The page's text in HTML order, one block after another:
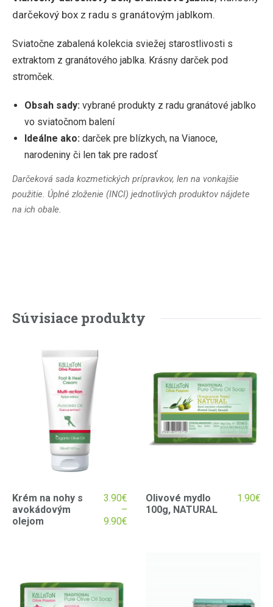
darčekový box z radu s granátovým jablkom.
Sviatočne zabalená kolekcia sviežej starostlivosti s
extraktom z granátového jablka. Krásny darček pod
stromček.
Obsah sady: vybrané produkty z radu granátové jablko
vo sviatočnom balení
Ideálne ako: darček pre blízkych, na Vianoce,
narodeniny či len tak pre radosť
Darčeková sada kozmetických prípravkov, len na vonkajšie
použitie. Úplné zloženie (INCI) jednotlivých produktov nájdete
na ich obale.
Súvisiace produkty
Krém na nohy s
avokádovým
olejom
3.90€
–
9.90€
Olivové mydlo
100g, NATURAL
1.90€